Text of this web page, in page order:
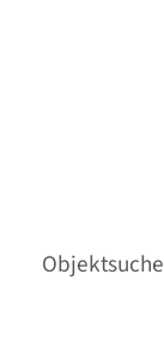
Objektsuche